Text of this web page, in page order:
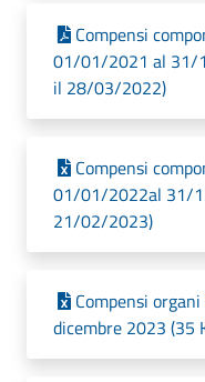
Compensi
01/01/2021 al 31/
il 28/03/2022)
Compensi
01/01/2022al 31/
21/02/2023)
Compensi
dicembre 2023